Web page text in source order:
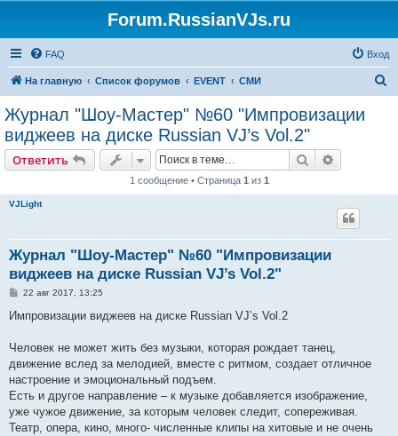
Forum.RussianVJs.ru
FAQ Вход
На главную Список форумов EVENT СМИ
Журнал "Шоу-Мастер" №60 "Импровизации
виджеев на диске Russian VJ’s Vol.2"
Ответить Поиск
1 сообщение • Страница 1 из 1
VJLight
Журнал "Шоу-Мастер" №60 "Импровизации
виджеев на диске Russian VJ’s Vol.2"
С
о
е
и
е
22 авг 2017, 13:25
Импровизации виджеев на диске Russian VJ’s Vol.2
Человек не может жить без музыки, которая рождает танец,
движение вслед за мелодией, вместе с ритмом, создает отличное
настроение и эмоциональный подъем.
Есть и другое направление – к музыке добавляется изображение,
уже чужое движение, за которым человек следит, сопереживая.
Театр, опера, кино, много- численные клипы на хитовые и не очень